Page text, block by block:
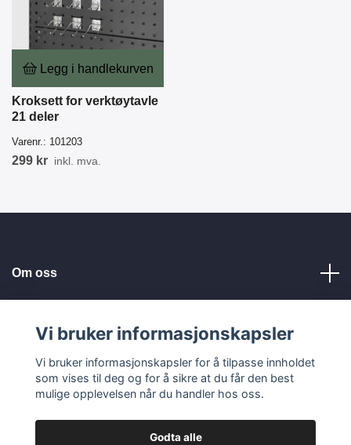
Legg i handlekurven
Kroksett for verktøytavle
21 deler
Varenr.: 101203
299 kr inkl. mva.
Om oss
Les mer
Vi bruker informasjonskapsler
Vi bruker informasjonskapsler for å tilpasse innholdet
som vises til deg og for å sikre at du får den best
mulige opplevelsen når du handler hos oss.
Godta alle